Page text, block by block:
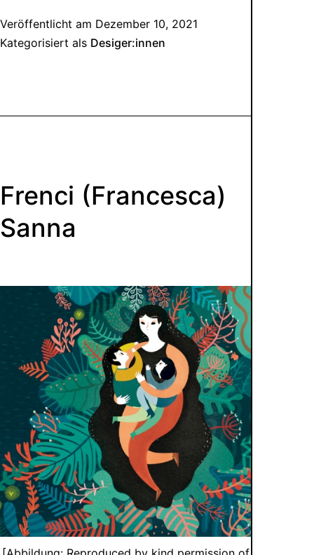
Veröffentlicht am Dezember 10, 2021
Kategorisiert als Desiger:innen
Frenci (Francesca)
Sanna